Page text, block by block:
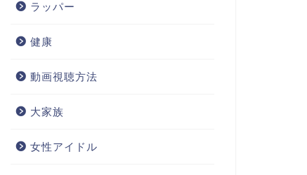
ラッパー
健康
動画視聴方法
大家族
女性アイドル